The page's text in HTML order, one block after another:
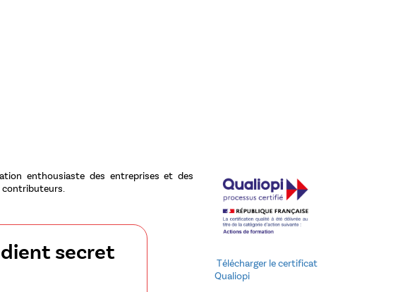
enthousiaste des entreprises et des
contributeurs.
secret
Télécharger le certificat
Qualiopi